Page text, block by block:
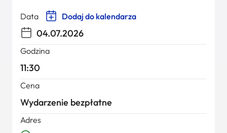
Data Dodaj do kalendarza
04.07.2026
Godzina
11:30
Cena
Wydarzenie bezpłatne
Adres